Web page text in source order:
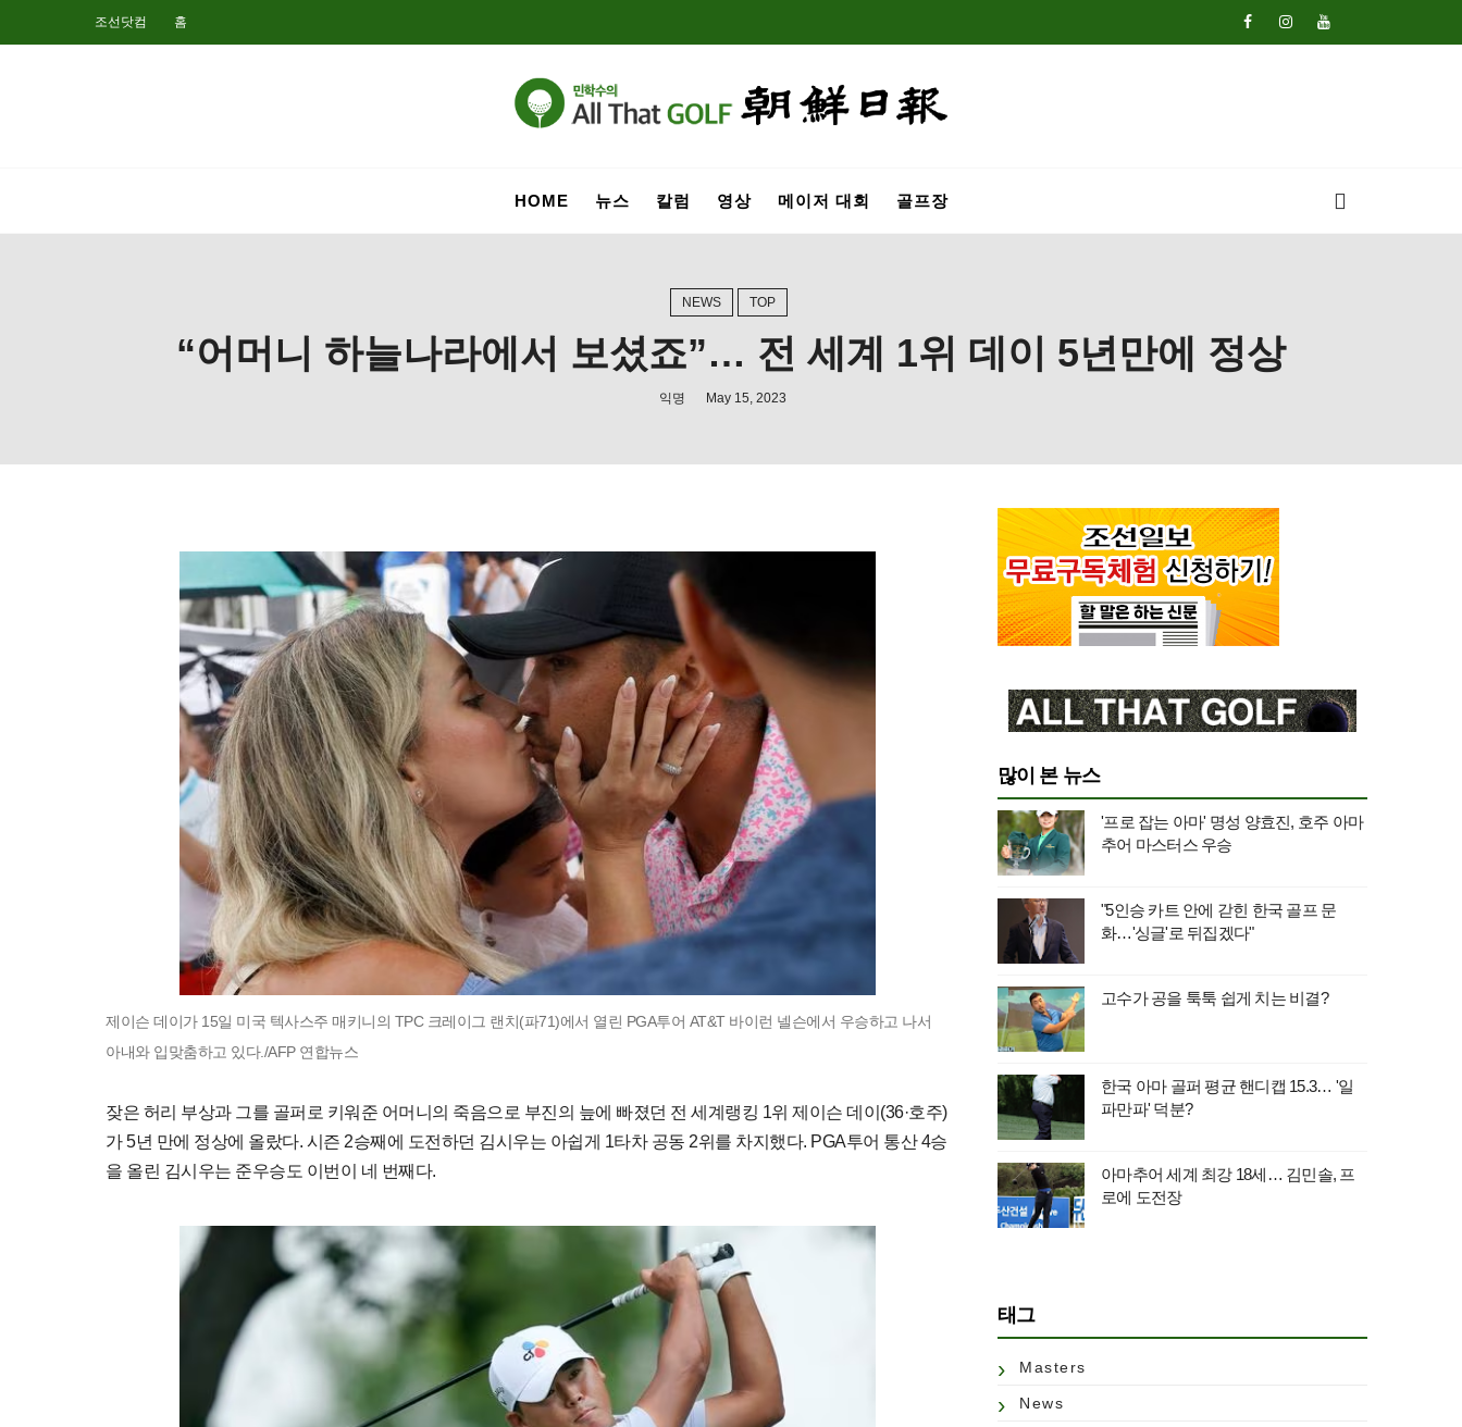
조선닷컴 홈
HOME 뉴스 칼럼 영상 메이저 대회 골프장
NEWS TOP
“어머니 하늘나라에서 보셨죠”… 전 세계 1위 데이 5년만에 정상
익명 May 15, 2023
제이슨 데이가 15일 미국 텍사스주 매키니의 TPC 크레이그 랜치(파71)에서 열린 PGA투어 AT&T 바이런 넬슨에서 우승하고 나서
아내와 입맞춤하고 있다./AFP 연합뉴스
잦은 허리 부상과 그를 골퍼로 키워준 어머니의 죽음으로 부진의 늪에 빠졌던 전 세계랭킹 1위 제이슨 데이(36·호주)
가 5년 만에 정상에 올랐다. 시즌 2승째에 도전하던 김시우는 아쉽게 1타차 공동 2위를 차지했다. PGA투어 통산 4승
을 올린 김시우는 준우승도 이번이 네 번째다.
많이 본 뉴스
'프로 잡는 아마' 명성 양효진, 호주 아마
추어 마스터스 우승
"5인승 카트 안에 갇힌 한국 골프 문
화…'싱글'로 뒤집겠다"
고수가 공을 툭툭 쉽게 치는 비결?
한국 아마 골퍼 평균 핸디캡 15.3… '일
파만파' 덕분?
아마추어 세계 최강 18세… 김민솔, 프
로에 도전장
태그
Masters
News